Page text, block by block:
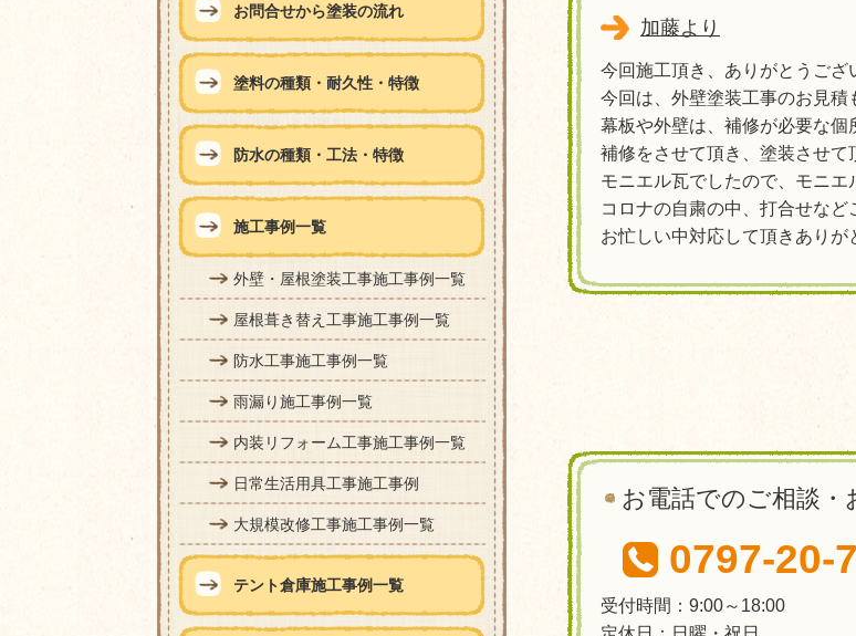
加藤より
今回施工頂き、ありがとうござ
今回は、外壁塗装工事のお見積
幕板や外壁は、補修が必要な
補修をさせて頂き、塗装させて
モニエル瓦でしたので、モニエ
コロナの自粛の中、打合せな
お忙しい中対応して頂きありが
お電話でのご相談・
0797-20-
受付時間：9:00～18:00
お問合せから塗装の流れ
塗料の種類・耐久性・特徴
防水の種類・工法・特徴
施工事例一覧
外壁・屋根塗装工事施工事例一覧
屋根葺き替え工事施工事例一覧
防水工事施工事例一覧
雨漏り施工事例一覧
内装リフォーム工事施工事例一覧
日常生活用具工事施工事例
大規模改修工事施工事例一覧
テント倉庫施工事例一覧